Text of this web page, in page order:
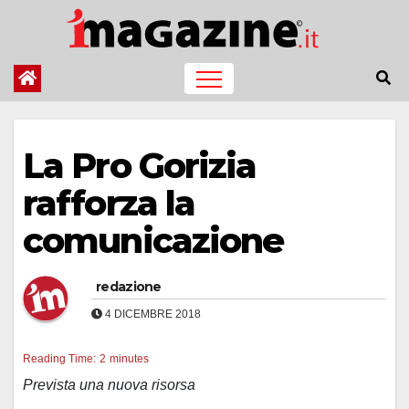
contenuto
La Pro Gorizia
rafforza la
comunicazione
redazione
4 DICEMBRE 2018
Reading Time: 2 minutes
Prevista una nuova risorsa